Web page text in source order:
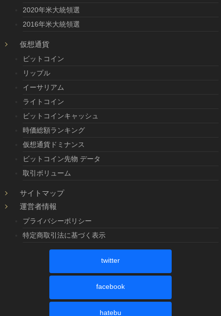
2020年米大統領選
2016年米大統領選
仮想通貨
ビットコイン
リップル
イーサリアム
ライトコイン
ビットコインキャッシュ
時価総額ランキング
仮想通貨ドミナンス
ビットコイン先物 データ
取引ボリューム
サイトマップ
運営者情報
プライバシーポリシー
特定商取引法に基づく表示
twitter
facebook
hatebu